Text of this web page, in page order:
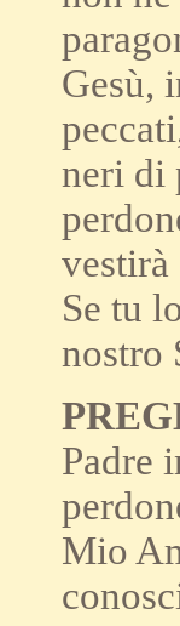
Gesù,
neri di
vestirà
Se tu
nostro
Padre
Mio